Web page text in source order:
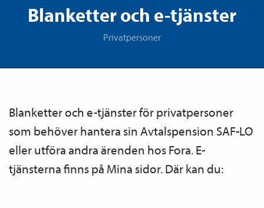
Blanketter och e-tjänster
Privatpersoner
Blanketter och e-tjänster för privatpersoner
som behöver hantera sin Avtals­pension SAF-LO
eller utföra andra ärenden hos Fora. E-
tjänsterna finns på Mina sidor. Där kan du: